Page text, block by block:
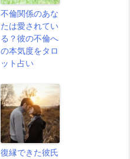
不倫関係のあな
たは愛されてい
る？彼の不倫へ
の本気度をタロ
ット占い
復縁できた彼氏